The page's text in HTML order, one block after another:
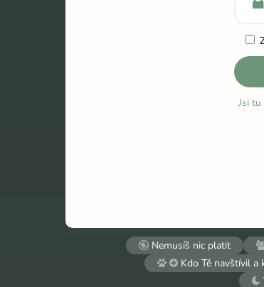
Jsi tu
Nemusíš nic platit
Kdo Tě navštívil a